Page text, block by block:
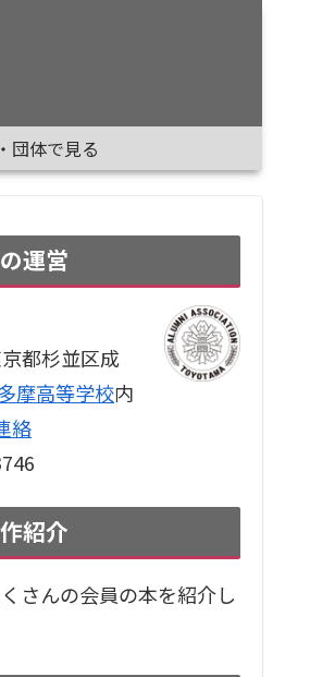
団体で見る
運営
都杉並区成
摩高等学校内
絡
紹介
さんの会員の本を紹介し